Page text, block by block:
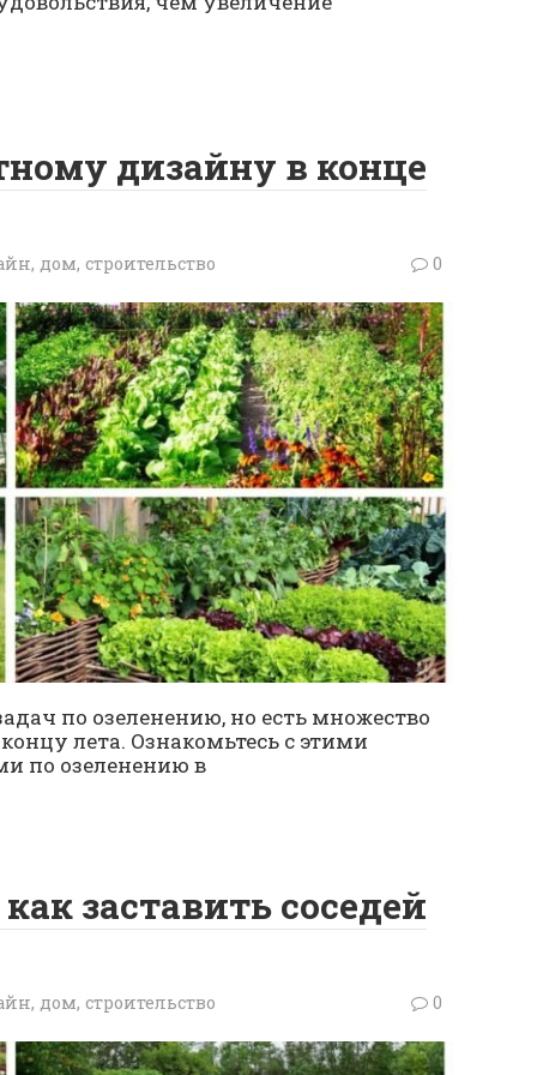
дизайну в конце
дом, строительство 0
по озеленению, но есть множество
лета. Ознакомьтесь с этими
по озеленению в
заставить соседей
дом, строительство 0